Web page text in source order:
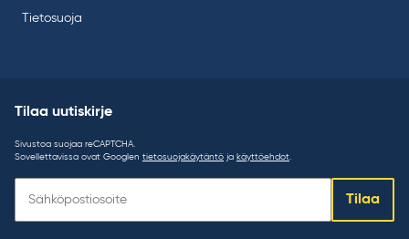
Tietosuoja
Tilaa uutiskirje
Sivustoa suojaa reCAPTCHA.
Sovellettavissa ovat Googlen tietosuojakäytäntö ja käyttöehdot.
uutiskirje:
Tilaa